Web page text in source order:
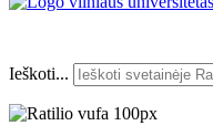
Ieškoti...